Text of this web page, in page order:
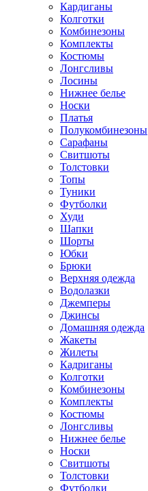
Кардиганы
Колготки
Комбинезоны
Комплекты
Костюмы
Лонгсливы
Лосины
Нижнее белье
Носки
Платья
Полукомбинезоны
Сарафаны
Свитшоты
Толстовки
Топы
Туники
Футболки
Худи
Шапки
Шорты
Юбки
Брюки
Верхняя одежда
Водолазки
Джемперы
Джинсы
Домашняя одежда
Жакеты
Жилеты
Кадриганы
Колготки
Комбинезоны
Комплекты
Костюмы
Лонгсливы
Нижнее белье
Носки
Свитшоты
Толстовки
Футболки